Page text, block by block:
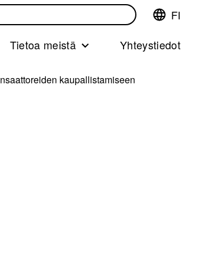
Vaihda
kieliFinnish
FI
Tietoa meistä Yhteystiedot
kaupallistamiseen